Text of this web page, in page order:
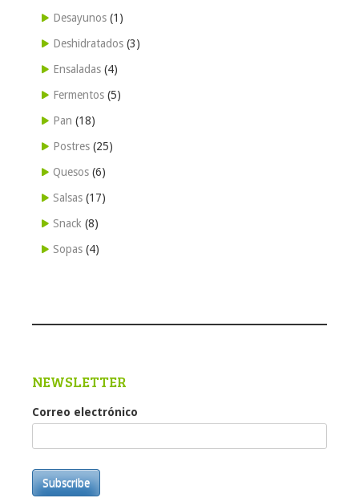
Desayunos (1)
Deshidratados (3)
Ensaladas (4)
Fermentos (5)
Pan (18)
Postres (25)
Quesos (6)
Salsas (17)
Snack (8)
Sopas (4)
NEWSLETTER
Correo electrónico
Subscribe